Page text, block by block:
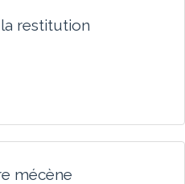
restitution
mécène